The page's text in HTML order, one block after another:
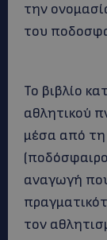
την
του
Το βιβλίο
αθλητικού
μέσα από
αναγωγή
τον